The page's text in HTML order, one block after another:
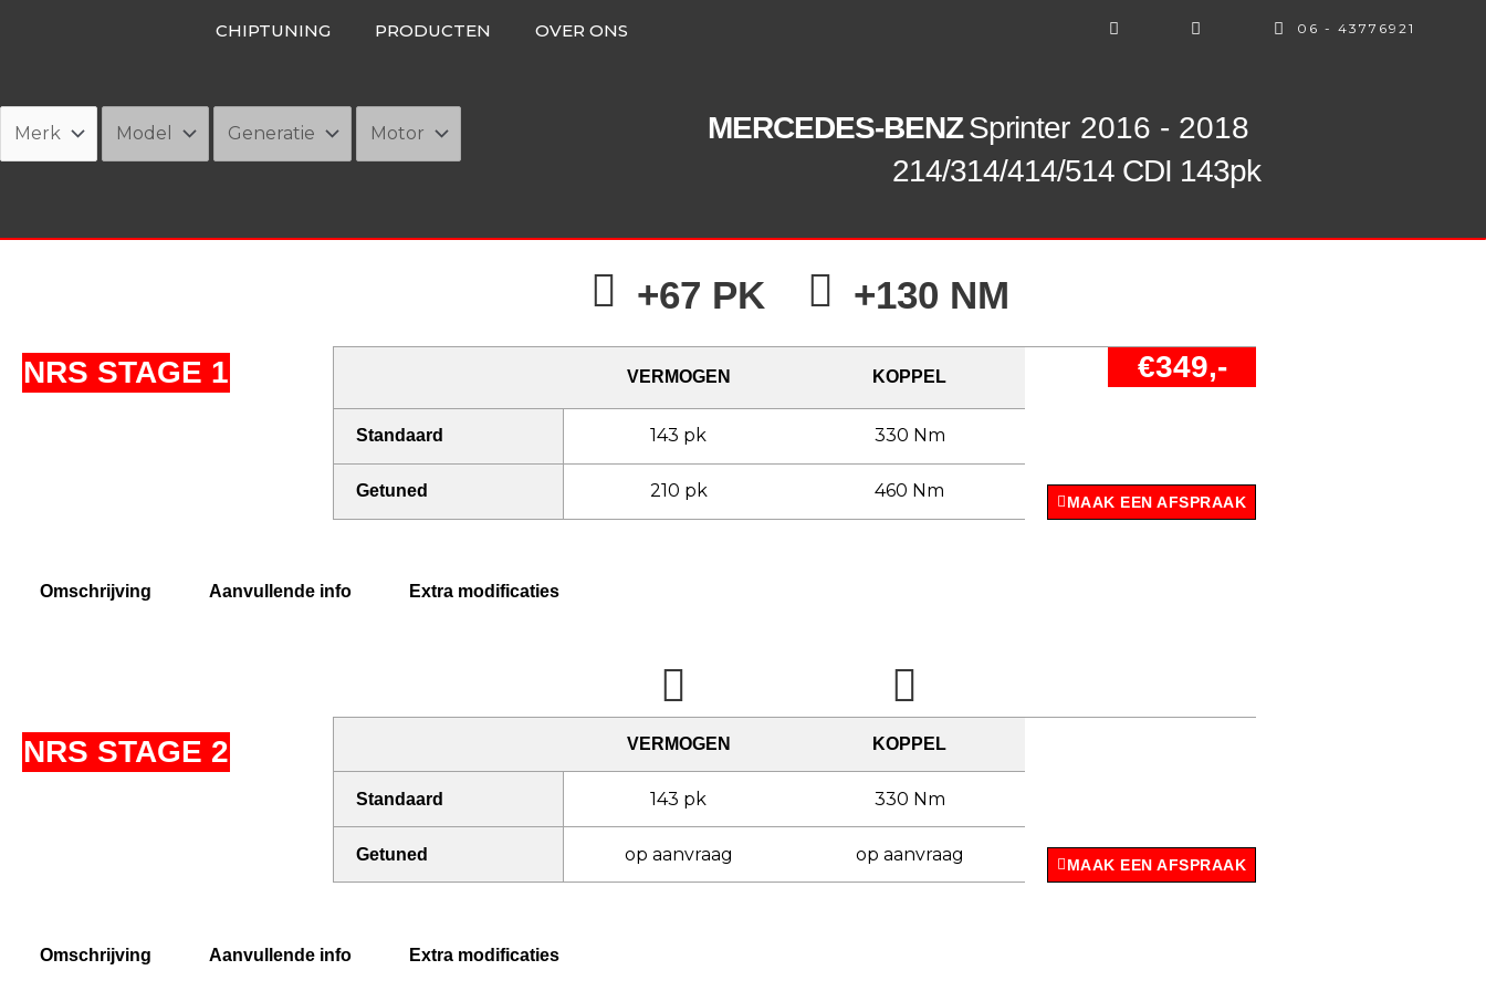
CHIPTUNING PRODUCTEN OVER ONS 06 - 43776921
MERCEDES-BENZSprinter 2016 - 2018
214/314/414/514 CDI 143pk
NRS STAGE 1
+67 PK +130 NM
VERMOGEN KOPPEL €349,-
Standaard 143 pk 330 Nm
Getuned 210 pk 460 Nm
MAAK EEN AFSPRAAK
Omschrijving Aanvullende info Extra modificaties
NRS STAGE 2 VERMOGEN KOPPEL
Standaard 143 pk 330 Nm
Getuned op aanvraag op aanvraag
MAAK EEN AFSPRAAK
Omschrijving Aanvullende info Extra modificaties